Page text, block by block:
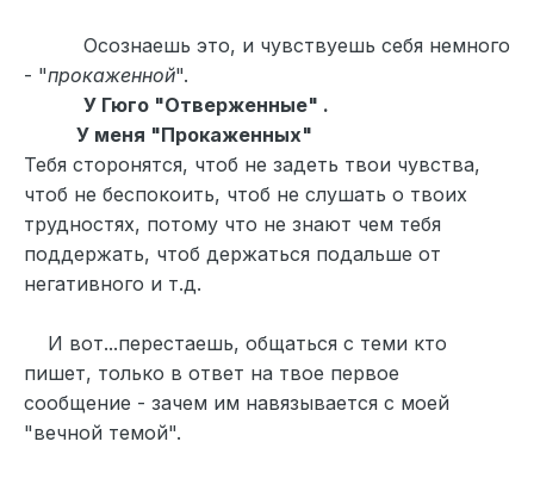
Осознаешь это, и чувствуешь себя немного
- "прокаженной".
У Гюго "Отверженные" .
У меня "Прокаженных"
Тебя сторонятся, чтоб не задеть твои чувства,
чтоб не беспокоить, чтоб не слушать о твоих
трудностях, потому что не знают чем тебя
поддержать, чтоб держаться подальше от
негативного и т.д.
И вот...перестаешь, общаться с теми кто
пишет, только в ответ на твое первое
сообщение - зачем им навязывается с моей
"вечной темой".